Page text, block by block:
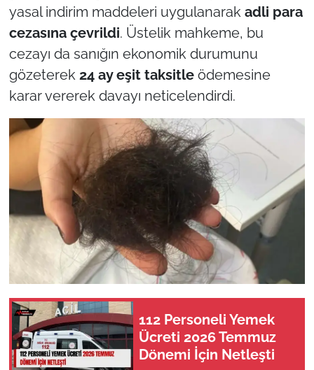
yasal indirim maddeleri uygulanarak adli para
cezasına çevrildi. Üstelik mahkeme, bu
cezayı da sanığın ekonomik durumunu
gözeterek 24 ay eşit taksitleödemesine
karar vererek davayı neticelendirdi.
112 Personeli Yemek
Ücreti 2026 Temmuz
Dönemi İçin Netleşti